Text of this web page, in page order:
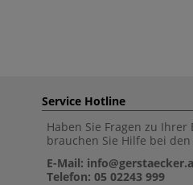
Service Hotline
Haben Sie Fragen zu
brauchen Sie Hilfe bei
E-Mail:
Telefon: 05 02243 999